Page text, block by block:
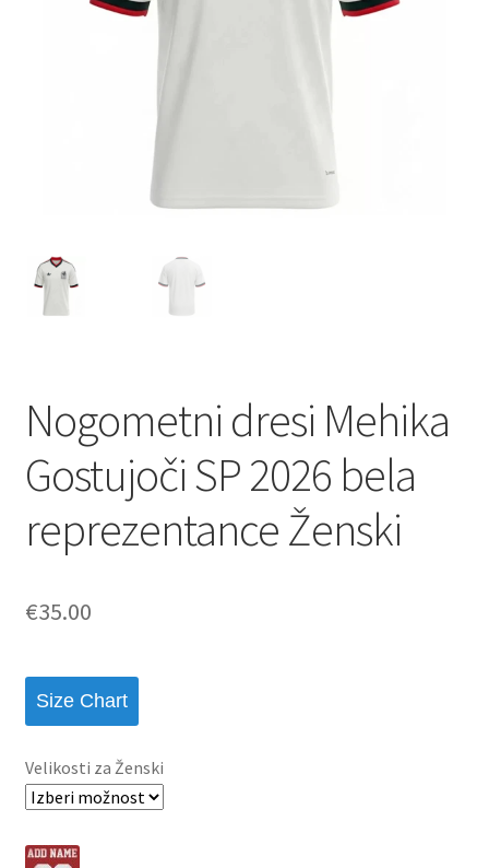
Nogometni dresi Mehika
Gostujoči SP 2026 bela
reprezentance Ženski
€35.00
Size Chart
Velikosti za Ženski